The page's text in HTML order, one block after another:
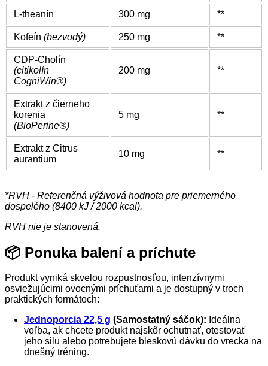
L-theanín 300 mg **
Kofeín (bezvodý) 250 mg **
CDP-Cholín
(citikolín
CogniWin®)
200 mg **
Extrakt z čierneho
korenia
(BioPerine®)
5 mg **
Extrakt z Citrus
aurantium
10 mg **
*RVH - Referenčná výživová hodnota pre priemerného
dospelého (8400 kJ / 2000 kcal).
RVH nie je stanovená.
📦 Ponuka balení a príchute
Produkt vyniká skvelou rozpustnosťou, intenzívnymi
osviežujúcimi ovocnými príchuťami a je dostupný v troch
praktických formátoch:
Jednoporcia 22,5 g (Samostatný sáčok): Ideálna
voľba, ak chcete produkt najskôr ochutnať, otestovať
jeho silu alebo potrebujete bleskovú dávku do vrecka na
dnešný tréning.